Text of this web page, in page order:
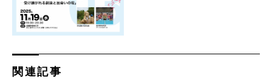
関連記事